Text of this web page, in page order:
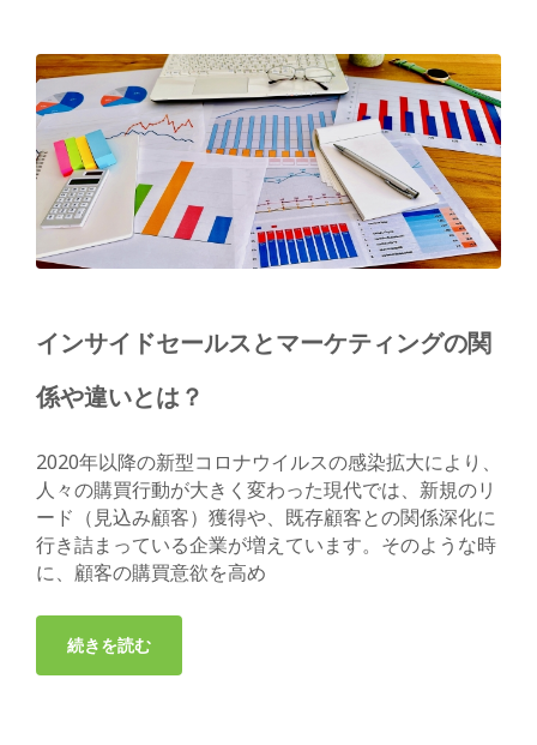
インサイドセールスとマーケティングの関
係や違いとは？
2020年以降の新型コロナウイルスの感染拡大により、
人々の購買行動が大きく変わった現代では、新規のリ
ード（見込み顧客）獲得や、既存顧客との関係深化に
行き詰まっている企業が増えています。そのような時
に、顧客の購買意欲を高め